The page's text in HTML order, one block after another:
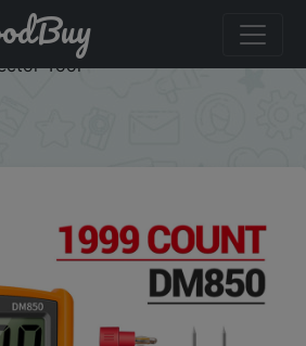
Digital Multimeter Automatic
Auto AC/DC Votage Tester Ohm
Tool